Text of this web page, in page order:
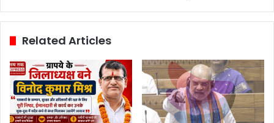
Related Articles